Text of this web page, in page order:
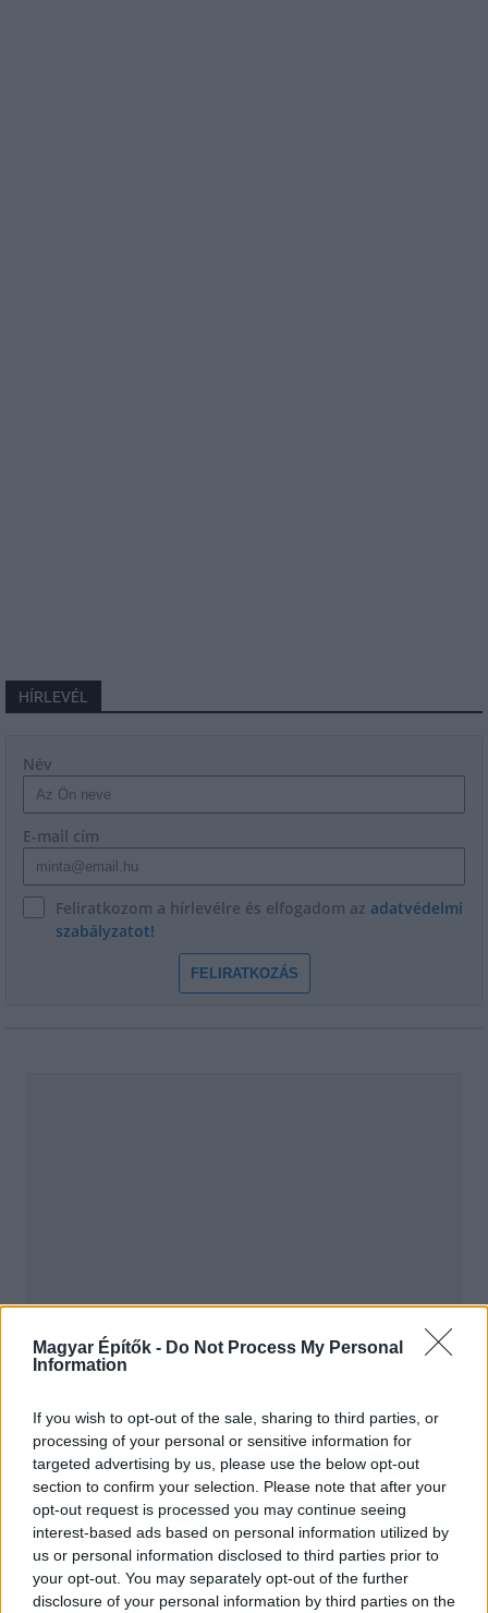
Magyar Építők - Do Not Process My Personal
Information
If you wish to opt-out of the sale, sharing to third parties, or
processing of your personal or sensitive information for
targeted advertising by us, please use the below opt-out
section to confirm your selection. Please note that after your
opt-out request is processed you may continue seeing
interest-based ads based on personal information utilized by
us or personal information disclosed to third parties prior to
your opt-out. You may separately opt-out of the further
disclosure of your personal information by third parties on the
HÍRLEVÉL
Név
E-mail cím
Feliratkozom a hírlevélre és elfogadom az adatvédelmi
szabályzatot!
FELIRATKOZÁS
AJÁNLÓ
Klíma-X